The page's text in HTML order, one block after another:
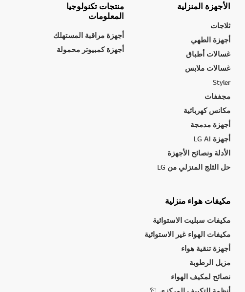
الأجهزة المنزلية
ثلاجات
أجهزة الطهي
غسالات أطباق
غسالات ملابس
Styler
مجففات
مكانس كهربائية
أجهزة مدمجة
أجهزة LG AI
الأدلة ونصائح الأجهزة
حل الثلج المنزلي من LG
منتجات تكنولوجيا
المعلومات
أجهزة مراقبة المستهلك
أجهزة كمبيوتر محمولة
مكيفات هواء منزلية
مكيفات سبليت الاستوائية
مكيفات الهواء غير الاستوائية
أجهزة تنقية هواء
مزيل الرطوبة
نصائح لمكيف الهواء